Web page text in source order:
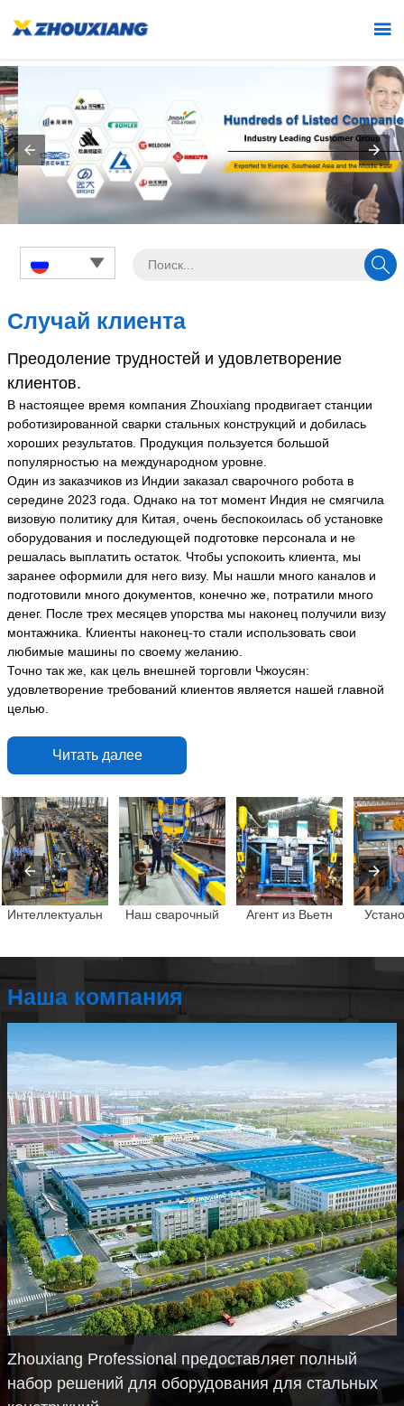

 
Случай клиента
Преодоление трудностей и удовлетворение
клиентов.
В настоящее время компания Zhouxiang продвигает станции
роботизированной сварки стальных конструкций и добилась
хороших результатов. Продукция пользуется большой
популярностью на международном уровне.
Один из заказчиков из Индии заказал сварочного робота в
середине 2023 года. Однако на тот момент Индия не смягчила
визовую политику для Китая, очень беспокоилась об установке
оборудования и последующей подготовке персонала и не
решалась выплатить остаток. Чтобы успокоить клиента, мы
заранее оформили для него визу. Мы нашли много каналов и
подготовили много документов, конечно же, потратили много
денег. После трех месяцев упорства мы наконец получили визу
монтажника. Клиенты наконец-то стали использовать свои
любимые машины по своему желанию.
Точно так же, как цель внешней торговли Чжоусян:
удовлетворение требований клиентов является нашей главной
целью.
Читать далее
Интеллектуальн Наш сварочный Агент из Вьетн
Наша компания
Zhouxiang Professional предоставляет полный
набор решений для оборудования для стальных